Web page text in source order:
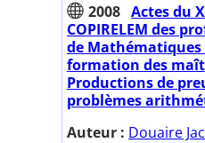
2008 Actes du
COPIRELEM des
de Mathématiques
formation des
Productions de
problèmes
Auteur : Douaire